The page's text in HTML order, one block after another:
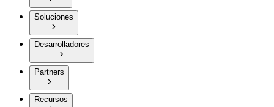
Soluciones
Desarrolladores
Partners
Recursos